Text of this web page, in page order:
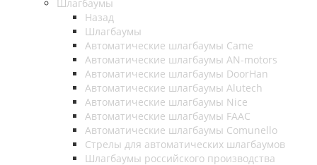
Шлагбаумы
Назад
Шлагбаумы
Автоматические шлагбаумы Came
Автоматические шлагбаумы AN-motors
Автоматические шлагбаумы DoorHan
Автоматические шлагбаумы Alutech
Автоматические шлагбаумы Nice
Автоматические шлагбаумы FAAC
Автоматические шлагбаумы Comunello
Стрелы для автоматических шлагбаумов
Шлагбаумы российского производства